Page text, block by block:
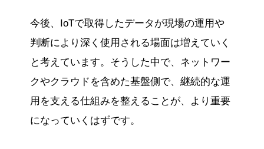
今後、IoTで取得したデータが現場の運用や
判断により深く使用される場面は増えていく
と考えています。そうした中で、ネットワー
クやクラウドを含めた基盤側で、継続的な運
用を支える仕組みを整えることが、より重要
になっていくはずです。